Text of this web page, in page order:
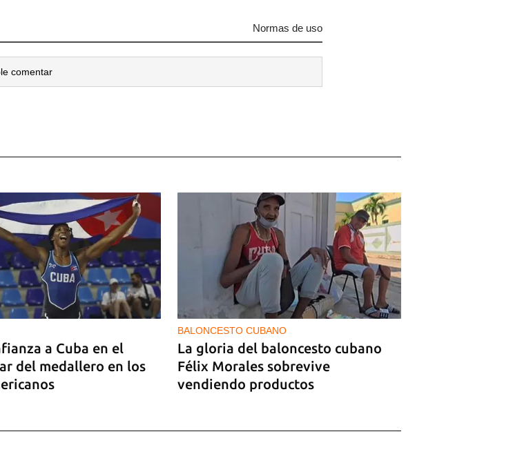
Normas de uso
comentar
a Cuba en el
del medallero en los
BALONCESTO CUBANO
La gloria del baloncesto cubano
Félix Morales sobrevive
vendiendo productos